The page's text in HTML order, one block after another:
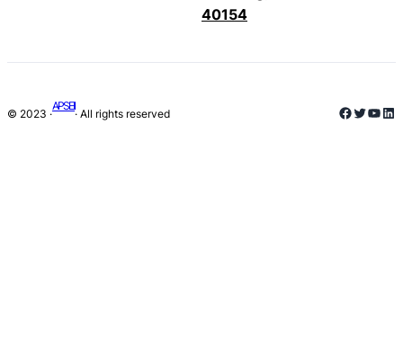
40154
© 2023 ·
APSEII
· All rights reserved Twitter